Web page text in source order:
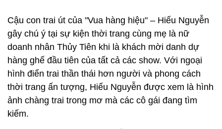
Cậu con trai út của "Vua hàng hiệu" – Hiếu Nguyễn
gây chú ý tại sự kiện thời trang cùng mẹ là nữ
doanh nhân Thủy Tiên khi là khách mời danh dự
hàng ghế đầu tiên của tất cả các show. Với ngoại
hình điển trai thần thái hơn người và phong cách
thời trang ấn tượng, Hiếu Nguyễn được xem là hình
ảnh chàng trai trong mơ mà các cô gái đang tìm
kiếm.